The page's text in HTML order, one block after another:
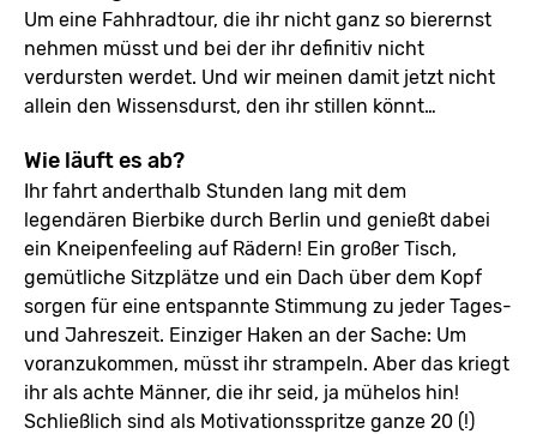
Um eine Fahhradtour, die ihr nicht ganz so bierernst
nehmen müsst und bei der ihr definitiv nicht
verdursten werdet. Und wir meinen damit jetzt nicht
allein den Wissensdurst, den ihr stillen könnt…
Wie läuft es ab?
Ihr fahrt anderthalb Stunden lang mit dem
legendären Bierbike durch Berlin und genießt dabei
ein Kneipenfeeling auf Rädern! Ein großer Tisch,
gemütliche Sitzplätze und ein Dach über dem Kopf
sorgen für eine entspannte Stimmung zu jeder Tages-
und Jahreszeit. Einziger Haken an der Sache: Um
voranzukommen, müsst ihr strampeln. Aber das kriegt
ihr als achte Männer, die ihr seid, ja mühelos hin!
Schließlich sind als Motivationsspritze ganze 20 (!)